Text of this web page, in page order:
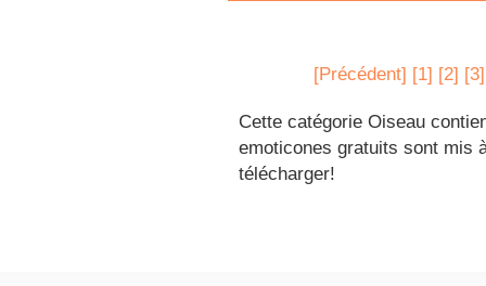
[Précédent] [1] [2] [3]
Cette catégorie Oiseau
emoticones gratuits sont mis
télécharger!